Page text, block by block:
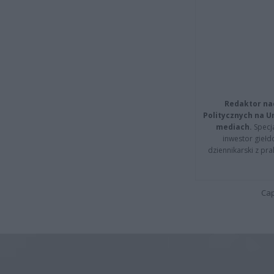
Redaktor
Politycznych na
mediach.
inwestor
dziennikarski z